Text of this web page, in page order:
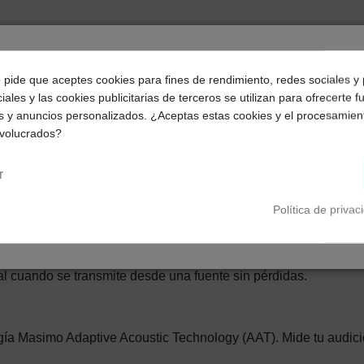
Experimenta una escucha personalizada
Snapdragon Sound con tecnología aptX™ Lossless,
se transmite desde una fuente sin pérdidas.
Masimo Adaptive Acoustic Technology (AAT). Mide tu
¿Dónde deseas recibir tu pedido?
Selecciona tu ubicación para mostrarte los precios e
impuestos correctos para tu región.
pide que aceptes cookies para fines de rendimiento, redes sociales y
y las cookies publicitarias de terceros se utilizan para ofrecerte
y anuncios personalizados. ¿Aceptas estas cookies y el
Política de